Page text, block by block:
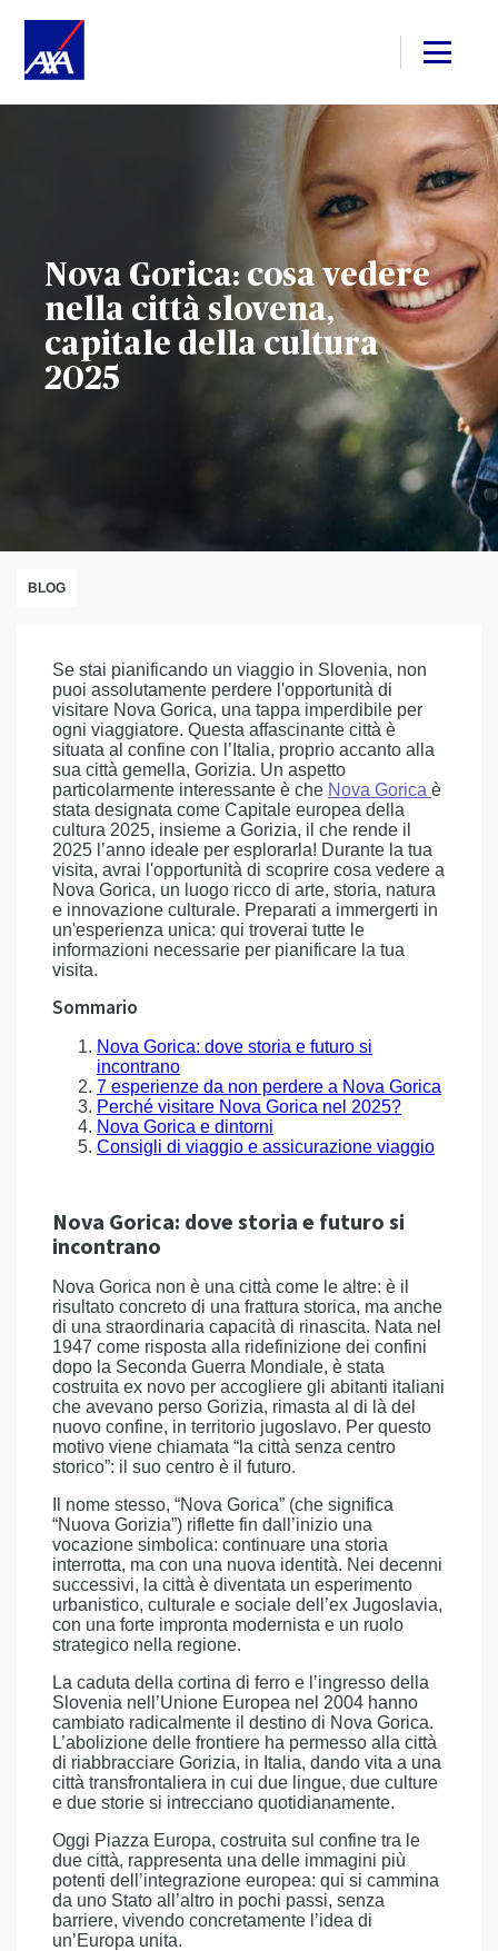
Nova Gorica: cosa vedere
nella città slovena,
capitale della cultura
2025
BLOG
Se stai pianificando un viaggio in Slovenia, non
puoi assolutamente perdere l'opportunità di
visitare Nova Gorica, una tappa imperdibile per
ogni viaggiatore. Questa affascinante città è
situata al confine con l’Italia, proprio accanto alla
sua città gemella, Gorizia. Un aspetto
particolarmente interessante è che Nova Gorica è
stata designata come Capitale europea della
cultura 2025, insieme a Gorizia, il che rende il
2025 l’anno ideale per esplorarla! Durante la tua
visita, avrai l'opportunità di scoprire cosa vedere a
Nova Gorica, un luogo ricco di arte, storia, natura
e innovazione culturale. Preparati a immergerti in
un'esperienza unica: qui troverai tutte le
informazioni necessarie per pianificare la tua
visita.
Sommario
Nova Gorica: dove storia e futuro si
incontrano
7 esperienze da non perdere a Nova Gorica
Perché visitare Nova Gorica nel 2025?
Nova Gorica e dintorni
Consigli di viaggio e assicurazione viaggio
Nova Gorica: dove storia e futuro si
incontrano
Nova Gorica non è una città come le altre: è il
risultato concreto di una frattura storica, ma anche
di una straordinaria capacità di rinascita. Nata nel
1947 come risposta alla ridefinizione dei confini
dopo la Seconda Guerra Mondiale, è stata
costruita ex novo per accogliere gli abitanti italiani
che avevano perso Gorizia, rimasta al di là del
nuovo confine, in territorio jugoslavo. Per questo
motivo viene chiamata “la città senza centro
storico”: il suo centro è il futuro.
Il nome stesso, “Nova Gorica” (che significa
“Nuova Gorizia”) riflette fin dall’inizio una
vocazione simbolica: continuare una storia
interrotta, ma con una nuova identità. Nei decenni
successivi, la città è diventata un esperimento
urbanistico, culturale e sociale dell’ex Jugoslavia,
con una forte impronta modernista e un ruolo
strategico nella regione.
La caduta della cortina di ferro e l’ingresso della
Slovenia nell’Unione Europea nel 2004 hanno
cambiato radicalmente il destino di Nova Gorica.
L’abolizione delle frontiere ha permesso alla città
di riabbracciare Gorizia, in Italia, dando vita a una
città transfrontaliera in cui due lingue, due culture
e due storie si intrecciano quotidianamente.
Oggi Piazza Europa, costruita sul confine tra le
due città, rappresenta una delle immagini più
potenti dell’integrazione europea: qui si cammina
da uno Stato all’altro in pochi passi, senza
barriere, vivendo concretamente l’idea di
un’Europa unita.